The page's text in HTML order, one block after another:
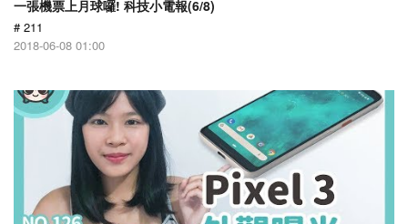
一張機票上月球囉! 科技小電報(6/8)
# 211
2018-06-08 01:00